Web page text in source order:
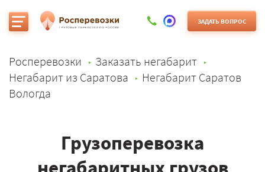
ЗАДАТЬ ВОПРОС
Росперевозки
Заказать негабарит
Негабарит из Саратова
Негабарит Саратов
Вологда
Грузоперевозка